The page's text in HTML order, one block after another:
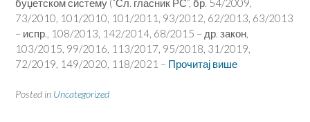
буџетском систему (“Сл. гласник РС”, бр. 54/2009,
73/2010, 101/2010, 101/2011, 93/2012, 62/2013, 63/2013
– испр., 108/2013, 142/2014, 68/2015 – др. закон,
103/2015, 99/2016, 113/2017, 95/2018, 31/2019,
72/2019, 149/2020, 118/2021 – Прочитај више
Posted in Uncategorized